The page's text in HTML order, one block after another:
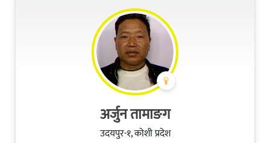
अर्जुन तामाङग
उदयपुर-१, कोशी प्रदेश